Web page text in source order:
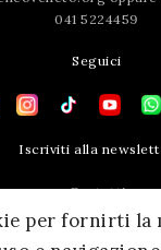
per fornirti la
041 5224459
Seguici
Iscriviti alla
Contatti